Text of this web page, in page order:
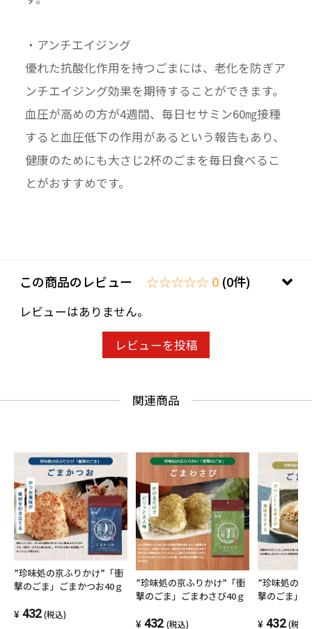
・アンチエイジング
優れた抗酸化作用を持つごまには、老化を防ぎア
ンチエイジング効果を期待することができます。
血圧が高めの方が4週間、毎日セサミン60㎎接種
すると血圧低下の作用があるという報告もあり、
健康のためにも大さじ2杯のごまを毎日食べるこ
とがおすすめです。
この商品のレビュー ☆☆☆☆☆ 0 (0件)
レビューはありません。
レビューを投稿
関連商品
”珍味処の京ふりかけ”「衝
撃のごま」ごまかつお40ｇ
432 (税込)
”珍味処の京ふりかけ”「衝
撃のごま」ごまわさび40ｇ
432 (税込)
”珍味処の京
撃のごま」
432 (税込)